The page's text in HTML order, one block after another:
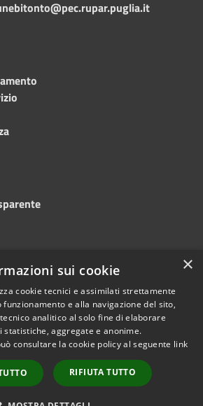
Meccanismo di feedback
Copyright © 2026 • Comune di
Bitonto • Powered by
Municipium•
Accesso
redazione
×
sui cookie
cookie tecnici e assimilati strettamente
e alla navigazione del sito,
analitico al solo fine di elaborare
statistiche, aggregate e anonime.
consultare la cookie policy al seguente link
RIFIUTA TUTTO